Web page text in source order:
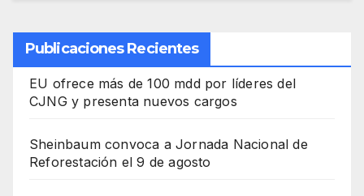
Publicaciones Recientes
EU ofrece más de 100 mdd por líderes del
CJNG y presenta nuevos cargos
Sheinbaum convoca a Jornada Nacional de
Reforestación el 9 de agosto